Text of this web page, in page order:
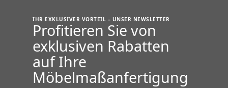
IHR EXKLUSIVER VORTEIL – UNSER NEWSLETTER
Profitieren Sie von
exklusiven Rabatten
auf Ihre
Möbelmaßanfertigung